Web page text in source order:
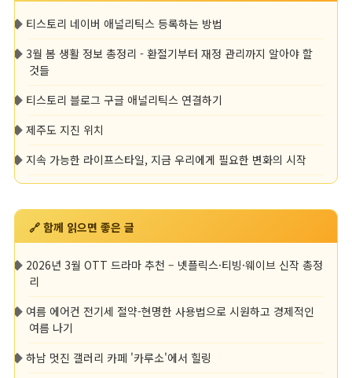
◆ 티스토리 네이버 애널리틱스 등록하는 방법
◆ 3월 봄 생활 정보 총정리 - 환절기부터 재정 관리까지 알아야 할
것들
◆ 티스토리 블로그 구글 애널리틱스 연결하기
◆ 제주도 지진 위치
◆ 지속 가능한 라이프스타일, 지금 우리에게 필요한 변화의 시작
🔗 함께 읽으면 좋은 글
◆ 2026년 3월 OTT 드라마 추천 – 넷플릭스·티빙·웨이브 신작 총정
리
◆ 여름 에어컨 전기세 절약-현명한 사용법으로 시원하고 경제적인
여름 나기
◆ 하남 멋진 갤러리 카페 '카루소'에서 힐링